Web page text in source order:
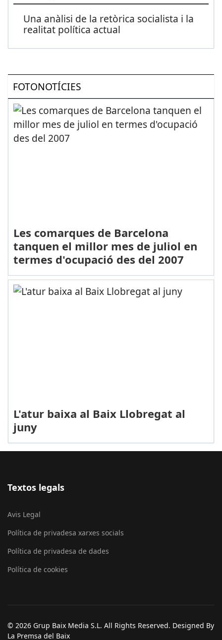
Una anàlisi de la retòrica socialista i la
realitat política actual
FOTONOTÍCIES
Les comarques de Barcelona
tanquen el millor mes de juliol en
termes d'ocupació des del 2007
L'atur baixa al Baix Llobregat al
juny
Textos legals
Avis Legal
Política de privadesa xarxes socials
Política de privadesa de dades
Política de cookies
© 2026 Grup Baix Media S.L. All Rights Reserved. Designed By
La Premsa del Baix